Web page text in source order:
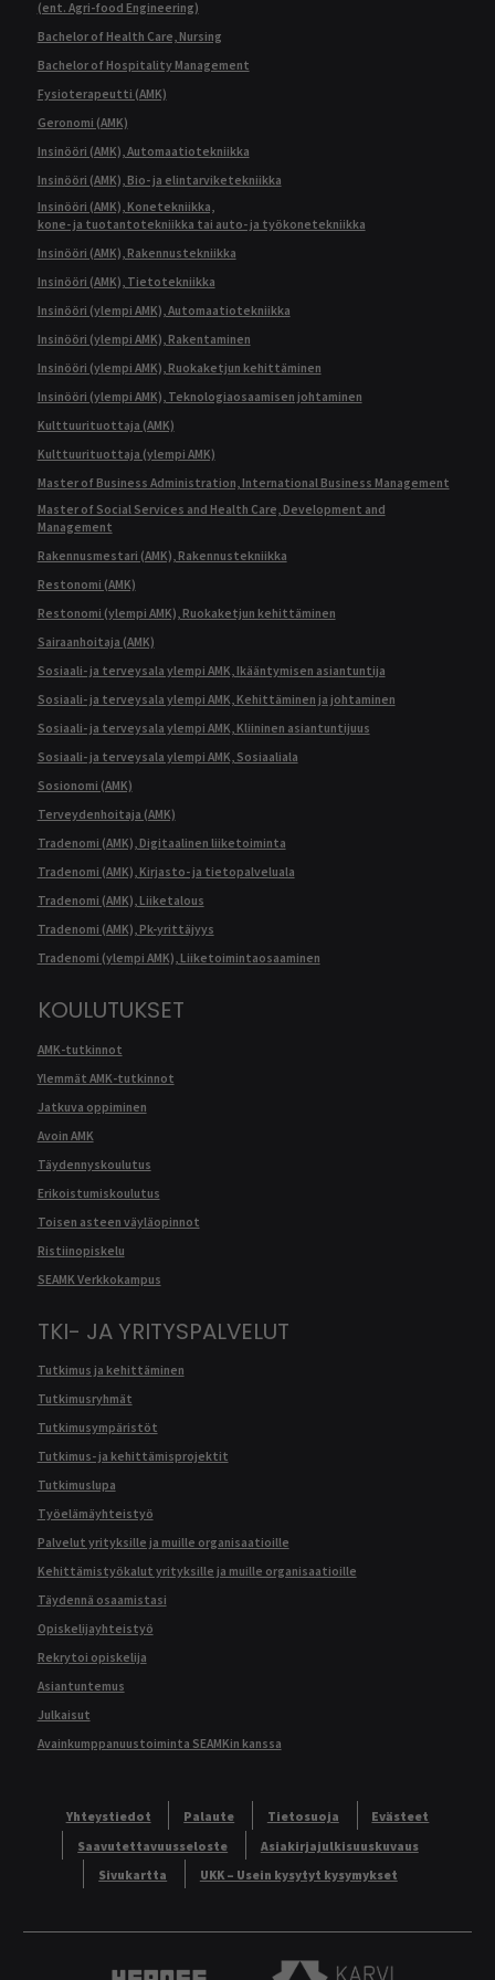
(ent. Agri-food Engineering)
Bachelor of Health Care, Nursing
Bachelor of Hospitality Management
Fysioterapeutti (AMK)
Geronomi (AMK)
Insinööri (AMK), Automaatiotekniikka
Insinööri (AMK), Bio- ja elintarviketekniikka
Insinööri (AMK), Konetekniikka,
kone- ja tuotantotekniikka tai auto- ja työkonetekniikka
Insinööri (AMK), Rakennustekniikka
Insinööri (AMK), Tietotekniikka
Insinööri (ylempi AMK), Automaatiotekniikka
Insinööri (ylempi AMK), Rakentaminen
Insinööri (ylempi AMK), Ruokaketjun kehittäminen
Insinööri (ylempi AMK), Teknologiaosaamisen johtaminen
Kulttuurituottaja (AMK)
Kulttuurituottaja (ylempi AMK)
Master of Business Administration, International Business Management
Master of Social Services and Health Care, Development and
Management
Rakennusmestari (AMK), Rakennustekniikka
Restonomi (AMK)
Restonomi (ylempi AMK), Ruokaketjun kehittäminen
Sairaanhoitaja (AMK)
Sosiaali- ja terveysala ylempi AMK, Ikääntymisen asiantuntija
Sosiaali- ja terveysala ylempi AMK, Kehittäminen ja johtaminen
Sosiaali- ja terveysala ylempi AMK, Kliininen asiantuntijuus
Sosiaali- ja terveysala ylempi AMK, Sosiaaliala
Sosionomi (AMK)
Terveydenhoitaja (AMK)
Tradenomi (AMK), Digitaalinen liiketoiminta
Tradenomi (AMK), Kirjasto- ja tietopalveluala
Tradenomi (AMK), Liiketalous
Tradenomi (AMK), Pk-yrittäjyys
Tradenomi (ylempi AMK), Liiketoimintaosaaminen
KOULUTUKSET
AMK-tutkinnot
Ylemmät AMK-tutkinnot
Jatkuva oppiminen
Avoin AMK
Täydennyskoulutus
Erikoistumiskoulutus
Toisen asteen väyläopinnot
Ristiinopiskelu
SEAMK Verkkokampus
TKI- JA YRITYSPALVELUT
Tutkimus ja kehittäminen
Tutkimusryhmät
Tutkimusympäristöt
Tutkimus- ja kehittämisprojektit
Tutkimuslupa
Työelämäyhteistyö
Palvelut yrityksille ja muille organisaatioille
Kehittämistyökalut yrityksille ja muille organisaatioille
Täydennä osaamistasi
Opiskelijayhteistyö
Rekrytoi opiskelija
Asiantuntemus
Julkaisut
Avainkumppanuustoiminta SEAMKin kanssa
Yhteystiedot Palaute Tietosuoja
Evästeet
Saavutettavuusseloste
Asiakirjajulkisuuskuvaus
Sivukartta
UKK – Usein kysytyt kysymykset